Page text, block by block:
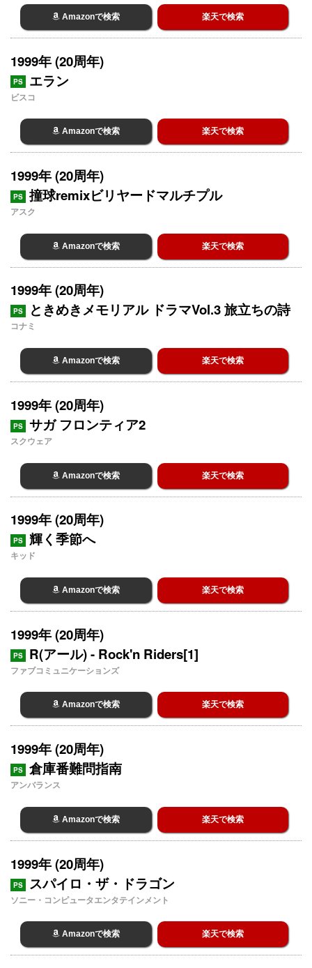
Amazonで検索 楽天で検索
1999年 (20周年)
PS エラン
ビスコ
Amazonで検索 楽天で検索
1999年 (20周年)
PS 撞球remixビリヤードマルチプル
アスク
Amazonで検索 楽天で検索
1999年 (20周年)
PS ときめきメモリアル ドラマVol.3 旅立ちの詩
コナミ
Amazonで検索 楽天で検索
1999年 (20周年)
PS サガ フロンティア2
スクウェア
Amazonで検索 楽天で検索
1999年 (20周年)
PS 輝く季節へ
キッド
Amazonで検索 楽天で検索
1999年 (20周年)
PS R(アール) - Rock'n Riders[1]
ファブコミュニケーションズ
Amazonで検索 楽天で検索
1999年 (20周年)
PS 倉庫番難問指南
アンバランス
Amazonで検索 楽天で検索
1999年 (20周年)
PS スパイロ・ザ・ドラゴン
ソニー・コンピュータエンタテインメント
Amazonで検索 楽天で検索